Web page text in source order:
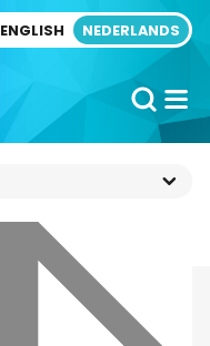
ENGLISH NEDERLANDS